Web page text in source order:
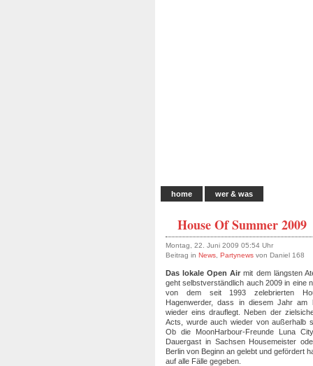
home wer & was
House Of Summer 2009
Montag, 22. Juni 2009 05:54 Uhr
Beitrag in News Partynews von Daniel 168
Das lokale Open Airmit dem längsten
geht selbstverständlich auch 2009 in eine
von dem seit 1993 zelebrierten
Hagenwerder, dass in diesem Jahr am
wieder eins drauflegt. Neben der
Acts, wurde auch wieder von außerhalb
Ob die MoonHarbour-Freunde Luna
Dauergast in Sachsen Housemeister
Berlin von Beginn an gelebt und gefördert
auf alle Fälle gegeben.